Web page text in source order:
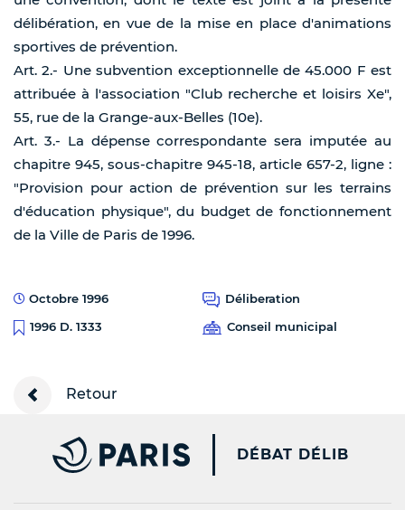
délibération, en vue de la mise en place d'animations
sportives de prévention.
Art. 2.- Une subvention exceptionnelle de 45.000 F est
attribuée à l'association "Club recherche et loisirs Xe",
55, rue de la Grange-aux-Belles (10e).
Art. 3.- La dépense correspondante sera imputée au
chapitre 945, sous-chapitre 945-18, article 657-2, ligne :
"Provision pour action de prévention sur les terrains
d'éducation physique", du budget de fonctionnement
de la Ville de Paris de 1996.
Octobre 1996
Déliberation
1996 D. 1333
Conseil municipal
Retour
PARIS.FR [NEW
DÉBAT DÉLIB